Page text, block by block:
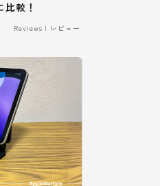
較！
Reviews | レビュー